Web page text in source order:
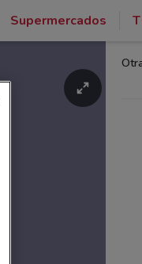
Supermercados